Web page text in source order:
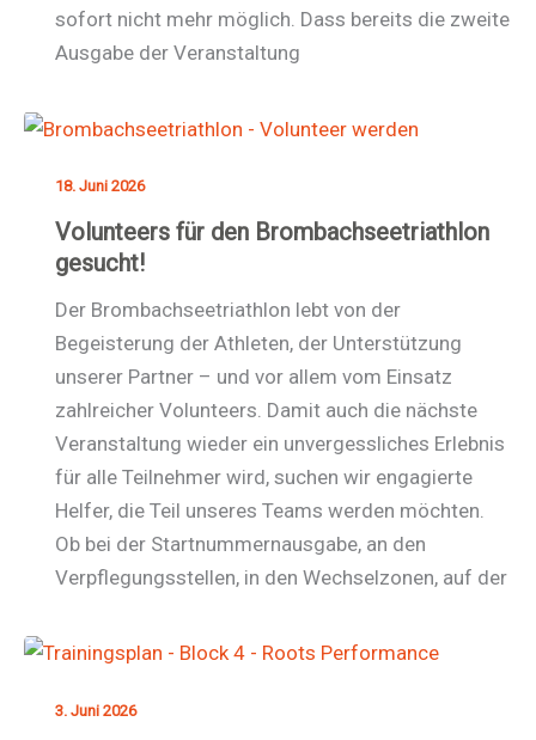
sofort nicht mehr möglich. Dass bereits die zweite
Ausgabe der Veranstaltung
18. Juni 2026
Volunteers für den Brombachseetriathlon
gesucht!
Der Brombachseetriathlon lebt von der
Begeisterung der Athleten, der Unterstützung
unserer Partner – und vor allem vom Einsatz
zahlreicher Volunteers. Damit auch die nächste
Veranstaltung wieder ein unvergessliches Erlebnis
für alle Teilnehmer wird, suchen wir engagierte
Helfer, die Teil unseres Teams werden möchten.
Ob bei der Startnummernausgabe, an den
Verpflegungsstellen, in den Wechselzonen, auf der
3. Juni 2026